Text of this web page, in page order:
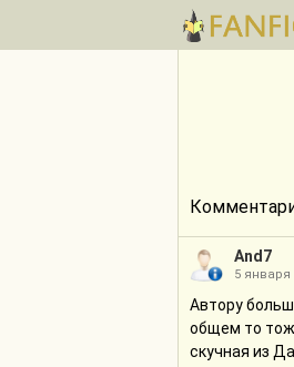
And7
5 января
Автору
общем то
скучная из